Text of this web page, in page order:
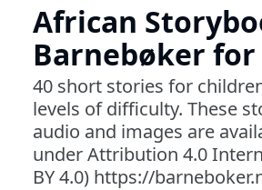
African
Barnebøker
40 short stories for
levels of difficulty. These
audio and images are
under Attribution 4.0
BY 4.0) https://